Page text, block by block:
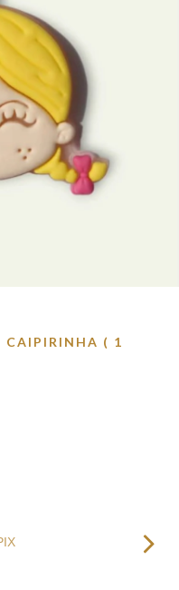
CAIPIRINHA ( 1